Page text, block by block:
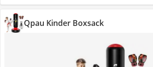
Qpau Kinder Boxsack